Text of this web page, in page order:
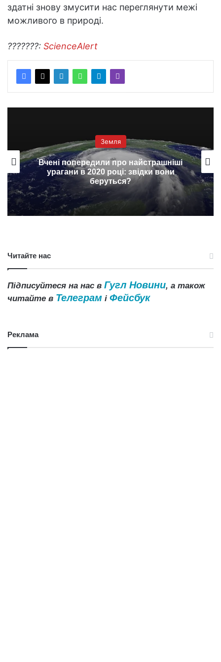
здатні знову змусити нас переглянути межі
можливого в природі.
???????: ScienceAlert
Земля
Як гуано перетворило пустелю
Атакама на оазис
Читайте нас
Підписуйтеся на нас в Гугл Новини, а також
читайте в Телеграм і Фейсбук
Реклама